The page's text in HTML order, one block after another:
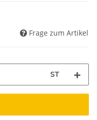
Frage zum Artikel
ST